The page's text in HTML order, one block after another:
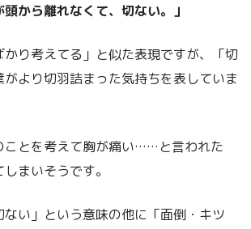
頭から離れなくて、切ない。」
かり考えてる」と似た表現ですが、「切
より切羽詰まった気持ちを表していま
ことを考えて胸が痛い……と言われた
まいそうです。
ない」という意味の他に「面倒・キツ